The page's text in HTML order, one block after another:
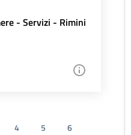
- Servizi - Rimini
4 5
6